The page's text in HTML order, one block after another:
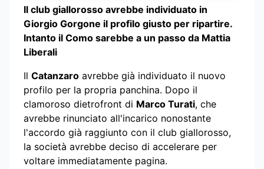
Il club giallorosso avrebbe individuato in
Giorgio Gorgone il profilo giusto per ripartire.
Intanto il Como sarebbe a un passo da Mattia
Liberali
Il Catanzaro avrebbe già individuato il nuovo
profilo per la propria panchina. Dopo il
clamoroso dietrofront di Marco Turati, che
avrebbe rinunciato all'incarico nonostante
l'accordo già raggiunto con il club giallorosso,
la società avrebbe deciso di accelerare per
voltare immediatamente pagina.